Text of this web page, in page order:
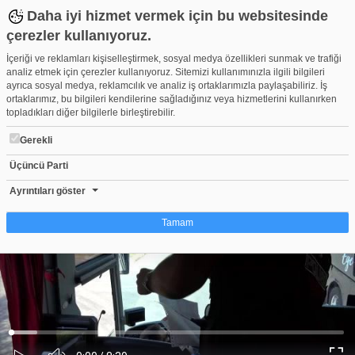
Daha iyi hizmet vermek için bu websitesinde
çerezler kullanıyoruz.
İçeriği ve reklamları kişiselleştirmek, sosyal medya özellikleri sunmak ve trafiği
analiz etmek için çerezler kullanıyoruz. Sitemizi kullanımınızla ilgili bilgileri
ayrıca sosyal medya, reklamcılık ve analiz iş ortaklarımızla paylaşabiliriz. İş
ortaklarımız, bu bilgileri kendilerine sağladığınız veya hizmetlerini kullanırken
topladıkları diğer bilgilerle birleştirebilir.
Gerekli
Üçüncü Parti
Ayrıntıları göster
Tamam
Çerez nedir?
Çerezler, web-sitelerinin, kullanıcıların deneyimlerini daha verimli hale getirmek
amacıyla kullandığı küçük metin dosyalarıdır. Yasalara göre, bu sitenin
işletilmesi için kesinlikle gerekli olan çerezleri cihazınıza yerleştirebiliyoruz.
Diğer çerez türleri için sizden izin almamız gerekiyor. Bu site farklı çerez türleri
kullanmaktadır. Bazı çerezler, sayfalarımızda yer alan üçüncü şahıs hizmetleri
tarafından yerleştirilir. İzniniz şu alanlar için geçerlidir: web.tv
Ses
Yüklendi:
Yükleniyor:
0%
Bursa'da maske takmayan 100 bin kişiye 91 milyon ceza